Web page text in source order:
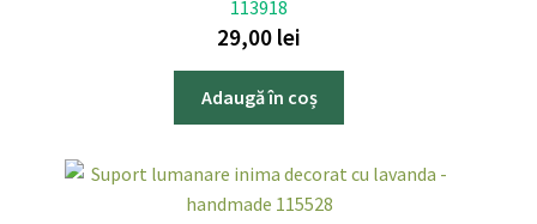
113918
29,00 lei
Adaugă în coș